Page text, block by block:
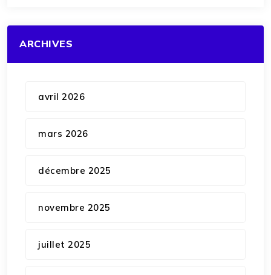
ARCHIVES
avril 2026
mars 2026
décembre 2025
novembre 2025
juillet 2025